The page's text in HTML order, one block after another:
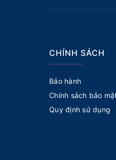
CHÍNH SÁCH
Bảo hành
Chính sách bảo
Quy định sử dụng